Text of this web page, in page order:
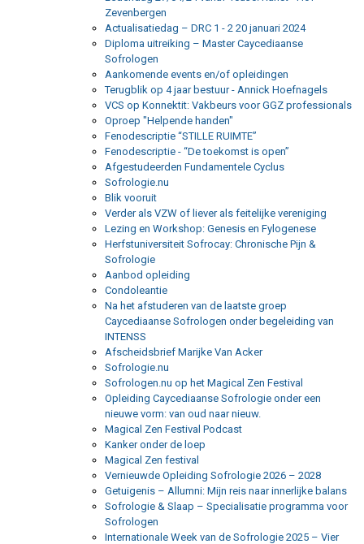
Zevenbergen
Actualisatiedag – DRC 1 - 2 20 januari 2024
Diploma uitreiking – Master Caycediaanse
Sofrologen
Aankomende events en/of opleidingen
Terugblik op 4 jaar bestuur - Annick Hoefnagels
VCS op Konnektit: Vakbeurs voor GGZ professionals
Oproep "Helpende handen"
Fenodescriptie “STILLE RUIMTE”
Fenodescriptie - “De toekomst is open”
Afgestudeerden Fundamentele Cyclus
Sofrologie.nu
Blik vooruit
Verder als VZW of liever als feitelijke vereniging
Lezing en Workshop: Genesis en Fylogenese
Herfstuniversiteit Sofrocay: Chronische Pijn &
Sofrologie
Aanbod opleiding
Condoleantie
Na het afstuderen van de laatste groep
Caycediaanse Sofrologen onder begeleiding van
INTENSS
Afscheidsbrief Marijke Van Acker
Sofrologie.nu
Sofrologen.nu op het Magical Zen Festival
Opleiding Caycediaanse Sofrologie onder een
nieuwe vorm: van oud naar nieuw.
Magical Zen Festival Podcast
Kanker onder de loep
Magical Zen festival
Vernieuwde Opleiding Sofrologie 2026 – 2028
Getuigenis – Allumni: Mijn reis naar innerlijke balans
Sofrologie & Slaap – Specialisatie programma voor
Sofrologen
Internationale Week van de Sofrologie 2025 – Vier